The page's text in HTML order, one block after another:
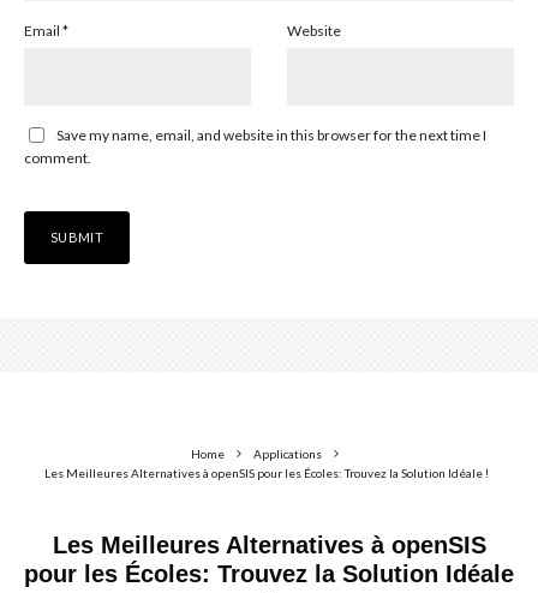
Email * Website
Save my name, email, and website in this browser for the next time I
comment.
Home
Applications
Les Meilleures Alternatives à openSIS pour les Écoles: Trouvez la Solution Idéale !
Les Meilleures Alternatives à openSIS
pour les Écoles: Trouvez la Solution Idéale